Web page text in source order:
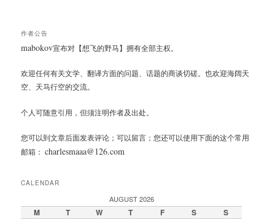
作者公告
mabokov宣布对【想飞的野马】拥有全部主权。
欢迎任何有关文学、翻译方面的问题、话题的商谈切磋。也欢迎海阔天
空、天马行空的交流。
个人可随意引用，但须注明作者及出处。
您可以到文章后面发表评论；可以留言；您还可以使用下面的这个常用
邮箱： charlesmaaa@126.com
CALENDAR
AUGUST 2026
M T W T F S S